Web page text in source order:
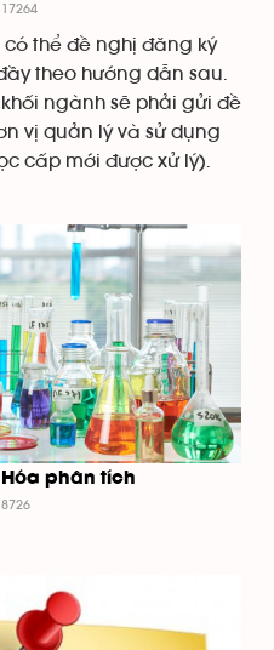
thể đề nghị đăng ký
theo hướng dẫn sau.
ngành sẽ phải gửi đề
vị quản lý và sử dụng
cấp mới được xử lý).
phân tích